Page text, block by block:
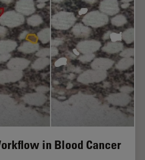
in Blood Cancer